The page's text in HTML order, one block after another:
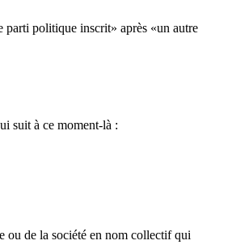
parti politique inscrit» après «un autre
suit à ce moment-là :
de la société en nom collectif qui